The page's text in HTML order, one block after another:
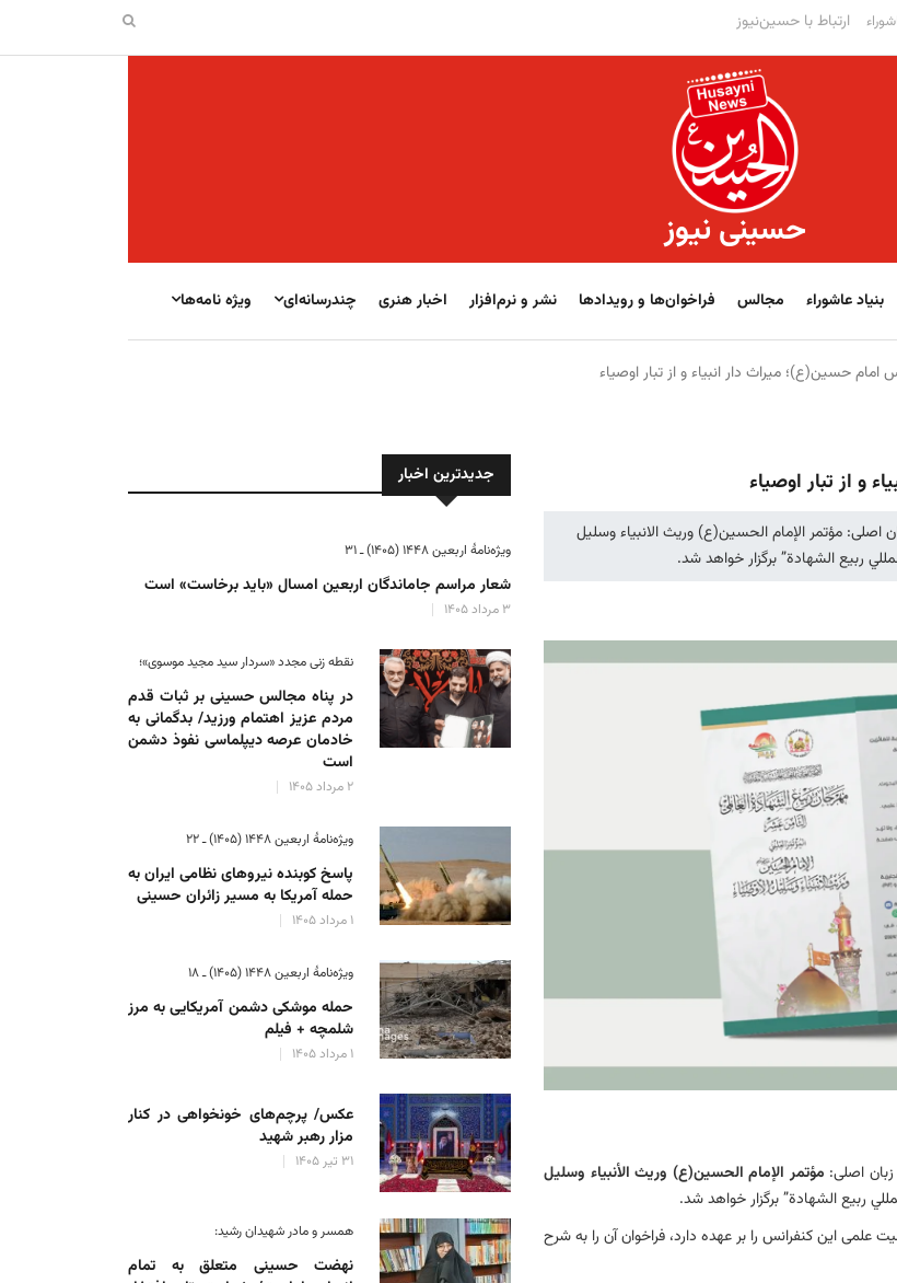
ارتباط با حسین‌نیوز
حسینی نیوز
بنیاد عاشوراء مجالس فراخوان‌‏‏‏ها و رویدادها نشر و نرم‌افزار اخبار هنری چندرسانه‌ای ویژه نامه‌ها
امام حسين(ع)؛ ميراث دار انبياء و از تبار اوصياء
و از تبار اوصياء
اصلی: مؤتمر الإمام الحسين(ع) وريث الانبياء وسليل
ربيع الشهادة” برگزار خواهد شد.
زبان اصلی: مؤتمر الإمام الحسين(ع) وريث الأنبياء وسليل
ربيع الشهادة” برگزار خواهد شد.
این کنفرانس را بر عهده دارد، فراخوان آن را به شرح
جدیدترین اخبار
ویژه‌نامهٔ اربعین ۱۴۴۸ (۱۴۰۵) ـ ۳۱
شعار مراسم جاماندگان اربعین امسال «باید برخاست» است
۳ مرداد ۱۴۰۵
نقطه زنی مجدد «سردار سید مجید موسوی»؛
در پناه مجالس حسینی بر ثبات‌ قدم
مردم عزیز اهتمام ورزید/ بدگمانی به
خادمان عرصه دیپلماسی نفوذ دشمن
است
۲ مرداد ۱۴۰۵
ویژه‌نامهٔ اربعین ۱۴۴۸ (۱۴۰۵) ـ ۲۲
پاسخ کوبنده نیروهای نظامی ایران به
حمله آمریکا به مسیر زائران حسینی
۱ مرداد ۱۴۰۵
ویژه‌نامهٔ اربعین ۱۴۴۸ (۱۴۰۵) ـ ۱۸
حمله موشکی دشمن آمریکایی به مرز
شلمچه + فیلم
۱ مرداد ۱۴۰۵
عکس/ پرچم‌های خونخواهی در کنار
مزار رهبر شهید
۳۱ تیر ۱۴۰۵
همسر و مادر شهیدان رشید:
نهضت حسینی متعلق به تمام